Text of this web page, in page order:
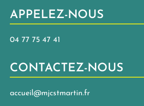
APPELEZ-NOUS
04 77 75 47 41
CONTACTEZ-NOUS
accueil@mjcstmartin.fr